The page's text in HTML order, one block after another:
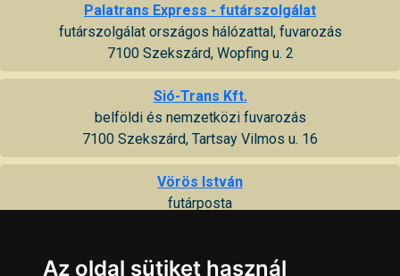
Palatrans Express - futárszolgálat
futárszolgálat országos hálózattal, fuvarozás
7100 Szekszárd, Wopfing u. 2
Sió-Trans Kft.
belföldi és nemzetközi fuvarozás
7100 Szekszárd, Tartsay Vilmos u. 16
Vörös István
futárposta
KAPCSOLAT |HIRDETÉS
Az oldal sütiket használ